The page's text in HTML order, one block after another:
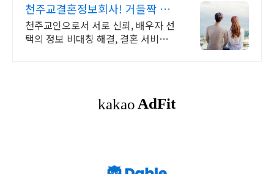
천주교결혼정보회사! 거들짝 이
상형 프로필 무료 받아보기
천주교인으로서 서로 신뢰, 배우자 선
택의 정보 비대칭 해결, 결혼 서비스